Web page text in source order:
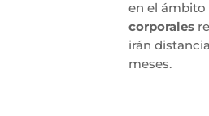
en el ámbito
corporales
irán
meses.